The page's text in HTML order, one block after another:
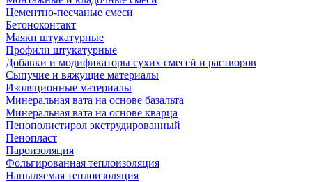
Цементно-песчаные смеси
Бетоноконтакт
Маяки штукатурные
Профили штукатурные
Добавки и модификаторы сухих смесей и растворов
Сыпучие и вяжущие материалы
Изоляционные материалы
Минеральная вата на основе базальта
Минеральная вата на основе кварца
Пенополистирол экструдированный
Пенопласт
Пароизоляция
Фольгированная теплоизоляция
Напыляемая теплоизоляция